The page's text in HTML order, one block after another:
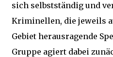
sich selbstständig und
Kriminellen, die jeweils
Gebiet herausragende
Gruppe agiert dabei